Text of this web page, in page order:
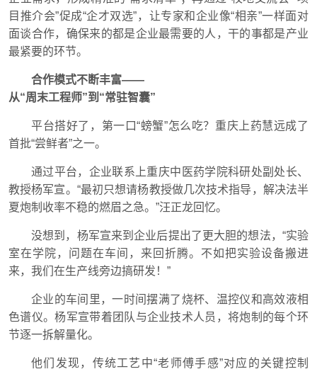
目推介会”促成“企才双选”，让专家和企业像“相亲”一样面对
面谈合作，确保来的都是企业最需要的人，干的事都是产业
最紧要的环节。
合作模式不断丰富——
从“周末工程师”到“常驻智囊”
平台搭好了，第一口“螃蟹”怎么吃？重庆上药慧远成了
首批“尝鲜者”之一。
通过平台，企业联系上重庆中医药学院科研处副处长、
教授杨军宣。“最初只想请杨教授做几次技术指导，解决法半
夏炮制收率不稳的燃眉之急。”汪正龙回忆。
没想到，杨军宣来到企业后提出了更大胆的想法，“实验
室在学院，问题在车间，来回折腾。不如把实验设备搬进
来，我们在生产线旁边搞研发！”
企业的车间里，一时间摆满了烧杯、温控仪和高效液相
色谱仪。杨军宣带着团队与企业技术人员，将炮制的每个环
节逐一拆解量化。
他们发现，传统工艺中“老师傅手感”对应的关键控制